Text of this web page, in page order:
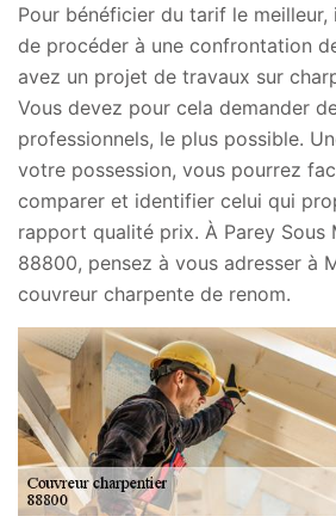
Pour bénéficier du tarif le
de procéder à une confrontation
avez un projet de travaux sur
Vous devez pour cela demander
professionnels, le plus possible.
votre possession, vous pourrez
comparer et identifier celui qui
rapport qualité prix. À Parey Sous
88800, pensez à vous adresser à
couvreur charpente de renom.